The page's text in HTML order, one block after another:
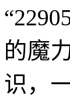
的魔
识，